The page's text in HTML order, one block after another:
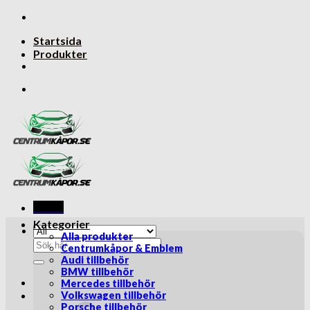
Skip
contentStartsida
Produkter
Sök
efter:
Kategorier
Alla produkter
Centrumkåpor & Emblem
Audi tillbehör
BMW tillbehör
Mercedes tillbehör
Volkswagen tillbehör
Porsche tillbehör